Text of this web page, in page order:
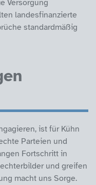
Versorgung
landesfinanzierte
standardmäßig
ist für Kühn
Parteien und
Fortschritt in
und greifen
macht uns Sorge.